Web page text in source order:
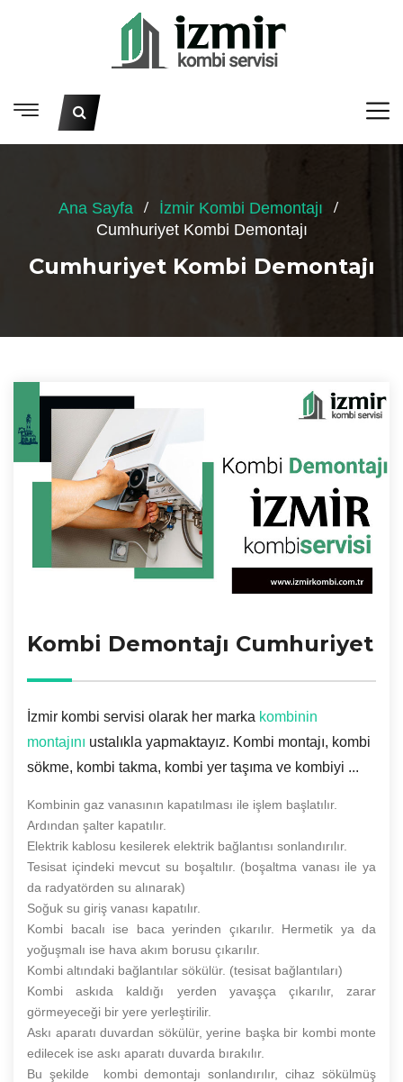
Ana Sayfa
İzmir Kombi Demontajı
Cumhuriyet Kombi Demontajı
Cumhuriyet Kombi Demontajı
Kombi Demontajı Cumhuriyet
İzmir kombi servisi olarak her marka kombinin
montajını ustalıkla yapmaktayız. Kombi montajı, kombi
sökme, kombi takma, kombi yer taşıma ve kombiyi ...
Kombinin gaz vanasının kapatılması ile işlem başlatılır.
Ardından şalter kapatılır.
Elektrik kablosu kesilerek elektrik bağlantısı sonlandırılır.
Tesisat içindeki mevcut su boşaltılır. (boşaltma vanası ile ya
da radyatörden su alınarak)
Soğuk su giriş vanası kapatılır.
Kombi bacalı ise baca yerinden çıkarılır. Hermetik ya da
yoğuşmalı ise hava akım borusu çıkarılır.
Kombi altındaki bağlantılar sökülür. (tesisat bağlantıları)
Kombi askıda kaldığı yerden yavaşça çıkarılır, zarar
görmeyeceği bir yere yerleştirilir.
Askı aparatı duvardan sökülür, yerine başka bir kombi monte
edilecek ise askı aparatı duvarda bırakılır.
Bu şekilde kombi demontajı sonlandırılır, cihaz sökülmüş